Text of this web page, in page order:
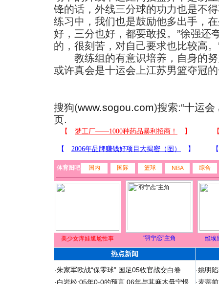
锋的话，外线三分球的功力也是不
练习中，我们也是鼓励他多出手，
好，三分也好，都要敢投。”徐强还
的，很刻苦，对自己要求也比较高。
教练组的有意识培养，自身的努
或许真会是十运会上江苏男篮夺冠
搜狗(www.sogou.com)搜索:“十运会
页.
体育图吧 国内 国际 篮球 NBA 综合
美少女库娃尴尬性事 “羽宁恋”主角 维埃
热点新闻
·朱家军欧战“保零球” 国足05收官战交白卷
·白岩松:05年0-0的预言 06年与其麻木毋宁恨
·姚明
·麦蒂